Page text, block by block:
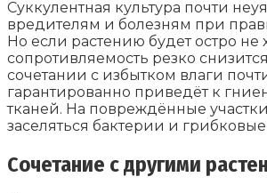
Суккулентная культура почти
вредителям и болезням при
Но если растению будет остро не
сопротивляемость резко
сочетании с избытком влаги
гарантированно приведёт к
тканей. На повреждённые
заселяться бактерии и
Сочетание с другими